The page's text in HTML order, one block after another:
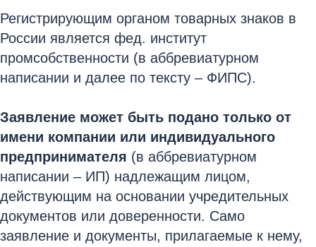
Регистрирующим органом товарных знаков в
России является фед. институт
промсобственности (в аббревиатурном
написании и далее по тексту – ФИПС).
Заявление может быть подано только от
имени компании или индивидуального
предпринимателя (в аббревиатурном
написании – ИП) надлежащим лицом,
действующим на основании учредительных
документов или доверенности. Само
заявление и документы, прилагаемые к нему,